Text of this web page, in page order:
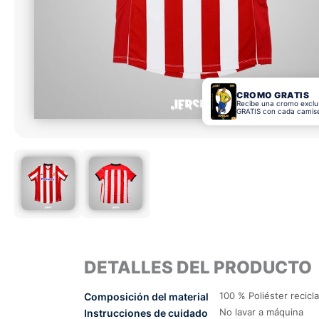
CROMO GRATIS
Recibe una cromo
GRATIS con cada
DETALLES DEL PRODUCTO
Composición del material 100 % Poliéster
Instrucciones de cuidado No lavar a máquina